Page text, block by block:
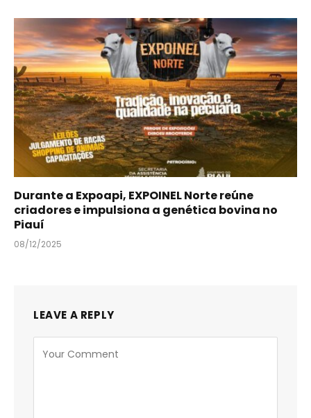
Durante a Expoapi, EXPOINEL Norte reúne
criadores e impulsiona a genética bovina no
Piauí
08/12/2025
LEAVE A REPLY